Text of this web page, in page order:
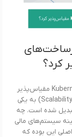
آیا می‌توان بیت‌کوین را با زیرساخت‌های Kubernetes مقیاس‌پذیر
کرد؟ ۱. مقدمه در دنیای امروز، مقیاس‌پذیری (Scalability) به یکی
شده است. چه
سیستم‌های مالی
این بوده که